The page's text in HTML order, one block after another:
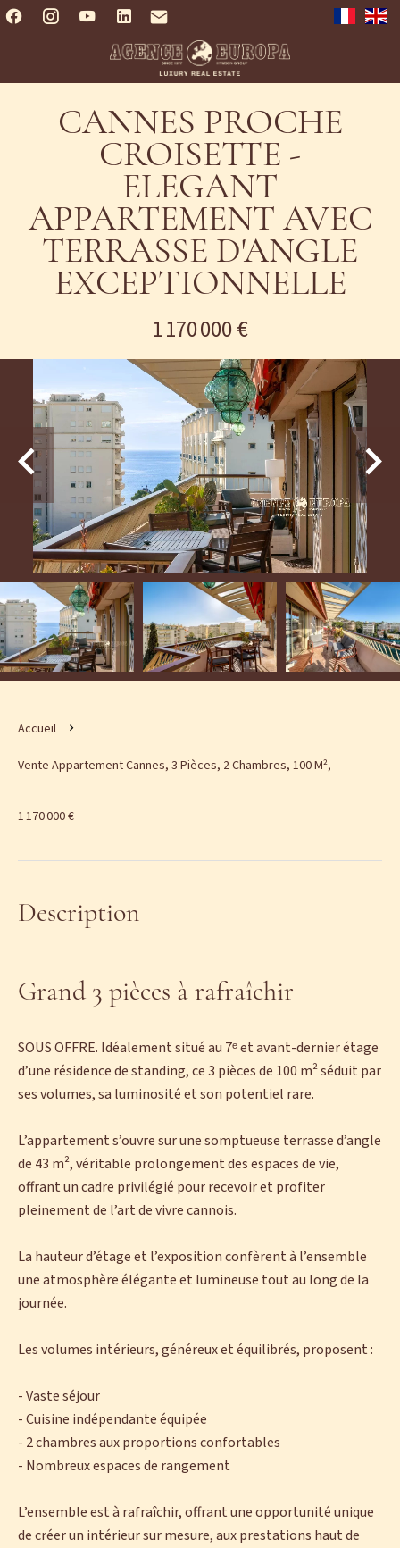
CANNES PROCHE
CROISETTE -
ELEGANT
APPARTEMENT AVEC
TERRASSE D'ANGLE
EXCEPTIONNELLE
1 170 000 €
Accueil
Vente Appartement Cannes, 3 Pièces, 2 Chambres, 100 M²,
1 170 000 €
Description
Grand 3 pièces à rafraîchir
SOUS OFFRE. Idéalement situé au 7ᵉ et avant-dernier étage
d’une résidence de standing, ce 3 pièces de 100 m² séduit par
ses volumes, sa luminosité et son potentiel rare.
L’appartement s’ouvre sur une somptueuse terrasse d’angle
de 43 m², véritable prolongement des espaces de vie,
offrant un cadre privilégié pour recevoir et profiter
pleinement de l’art de vivre cannois.
La hauteur d’étage et l’exposition confèrent à l’ensemble
une atmosphère élégante et lumineuse tout au long de la
journée.
Les volumes intérieurs, généreux et équilibrés, proposent :
- Vaste séjour
- Cuisine indépendante équipée
- 2 chambres aux proportions confortables
- Nombreux espaces de rangement
L’ensemble est à rafraîchir, offrant une opportunité unique
de créer un intérieur sur mesure, aux prestations haut de